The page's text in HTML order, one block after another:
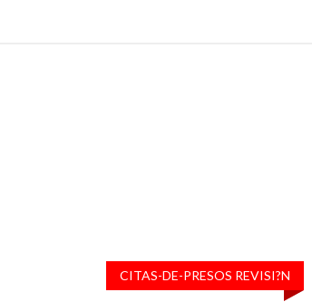
CITAS-DE-PRESOS REVISI?N